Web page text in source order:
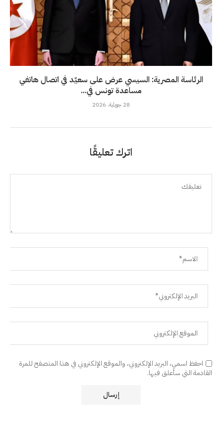
الرئاسة المصرية: السيسي عرض على سعيّد في اتصال هاتفي
مساعدة تونس في...
28 جويلية، 2026
اترك تعليقًا
احفظ اسمي، البريد الإلكتروني، والموقع الإلكتروني في هذا المتصفح للمرة
القادمة التي سأعلق فيها.